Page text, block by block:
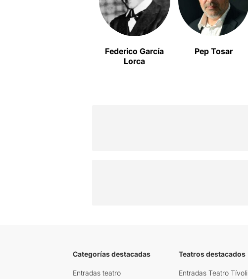
Federico García
Lorca
Pep Tosar
Categorías destacadas
Entradas teatro
Teatros destacados
Entradas Teatro Tívoli